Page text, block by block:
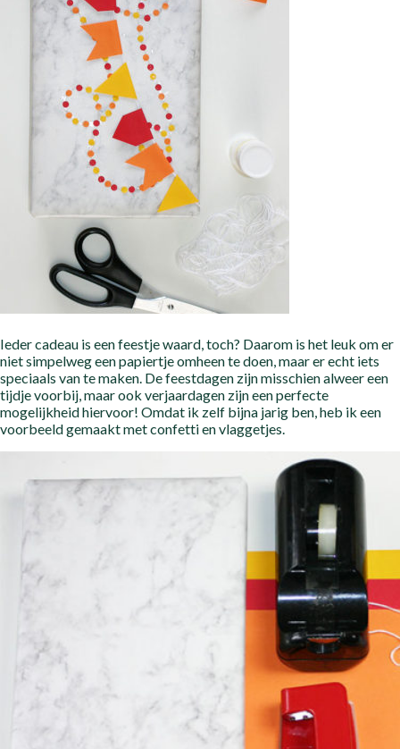
Ieder cadeau is een feestje waard, toch? Daarom is het leuk om er
niet simpelweg een papiertje omheen te doen, maar er echt iets
speciaals van te maken. De feestdagen zijn misschien alweer een
tijdje voorbij, maar ook verjaardagen zijn een perfecte
mogelijkheid hiervoor! Omdat ik zelf bijna jarig ben, heb ik een
voorbeeld gemaakt met confetti en vlaggetjes.